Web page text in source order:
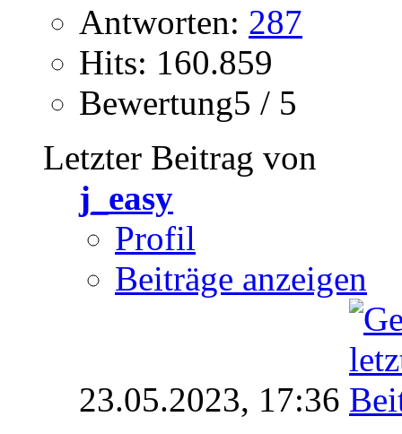
Antworten: 287
Hits: 160.859
Bewertung5 / 5
Letzter Beitrag von
j_easy
Profil
Beiträge anzeigen
23.05.2023, 17:36